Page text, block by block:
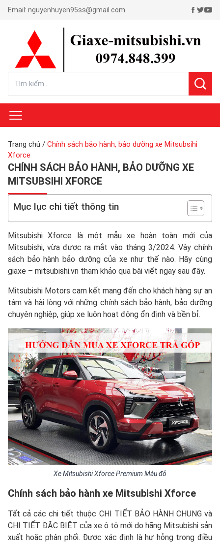
Email: nguyenhuyen95ss@gmail.com
Trang chủ / Chính sách bảo hành, bảo dưỡng xe Mitsubsihi
Xforce
CHÍNH SÁCH BẢO HÀNH, BẢO DƯỠNG XE
MITSUBSIHI XFORCE
Mục lục chi tiết thông tin
Mitsubishi Xforce là một mẫu xe hoàn toàn mới của
Mitsubishi, vừa được ra mắt vào tháng 3/2024. Vậy chính
sách bảo hành bảo dưỡng của xe như thế nào. Hãy cùng
giaxe – mitsubishi.vn tham khảo qua bài viết ngay sau đây.
Mitsubishi Motors cam kết mang đến cho khách hàng sự an
tâm và hài lòng với những chính sách bảo hành, bảo dưỡng
chuyên nghiệp, giúp xe luôn hoạt động ổn định và bền bỉ.
Xe Mitsubishi Xforce Premium Màu đỏ
Chính sách bảo hành xe Mitsubishi Xforce
Tất cả các chi tiết thuộc CHI TIẾT BẢO HÀNH CHUNG và
CHI TIẾT ĐẶC BIỆT của xe ô tô mới do hãng Mitsubishi sản
xuất hoặc phân phối. Được xác định là hư hỏng trong điều